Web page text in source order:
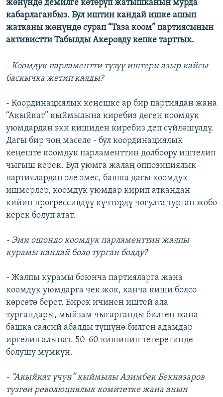
жөнүндө демилге көтөрүп жатышканын мурда
кабарлаганбыз. Бул иштин кандай ишке ашып
жатканы жөнүндө сурап “Таза коом” партиясынын
активистти Табылды Акеровду кепке тарттык.
- Коомдук парламентти түзүү иштери азыр кайсы
баскычка жетип калды?
- Координациялык кеңешке ар бир партиядан жана
“Акыйкат” кыймылына киребиз деген коомдук
уюмдардан эки кишиден киребиз деп сүйлөшүлдү.
Дагы бир чоң маселе - бул координациялык
кеңеште коомдук парламенттин долбоору иштелип
чыгыш керек. Бул уюмга жалаң оппозициялык
партиялардан эле эмес, башка дагы коомдук
ишмерлер, коомдук уюмдар кирип аткандан
кийин прогрессивдүү күчтөрдү чогулта турган жобо
керек болуп атат.
- Эми ошондо коомдук парламенттин жалпы
курамы кандай боло турган болду?
- Жалпы курамы боюнча партияларга жана
коомдук уюмдарга чек жок, канча киши болсо
көрсөтө берет. Бирок ичинен иштей ала
тургандары, мыйзам чыгарганды билген жана
башка саясий абалды түшүнө билген адамдар
иргелип алынат. 50-60 кишинин тегерегинде
болушу мүмкүн.
- “Акыйкат үчүн” кыймылы Азимбек Бекназаров
түзгөн революциялык комитетке жана анын